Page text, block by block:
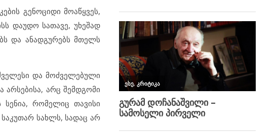
გენოციდი მოაწყვეს,
დაუდო სათავე, უხეშად
და ანადგურებს მთელს
და მოძველებული
არსებისა, არც შემდგომი
რომელიც თავისი
სახლს, სადაც არ